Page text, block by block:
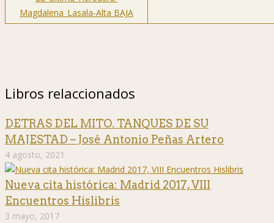
Libros relaccionados
DETRAS DEL MITO. TANQUES DE SU
MAJESTAD – José Antonio Peñas Artero
4 agosto, 2021
Nueva cita histórica: Madrid 2017, VIII
Encuentros Hislibris
3 mayo, 2017